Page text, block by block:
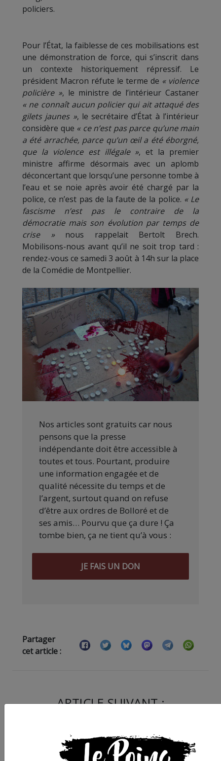
policiers.
Pour l’État, la faiblesse de ces mobilisations est
une démonstration de force, qui s’inscrit dans
un contexte historiquement répressif. Le
président Macron réfute le terme de « violence
policière », le ministre de l’intérieur Castaner
« ne connaît aucun policier qui ait attaqué des
gilets jaunes », le secrétaire d’État à l’intérieur
considère que « ce n’est pas parce qu’une main
a été arrachée, parce qu’un œil a été éborgné,
que la violence est illégale », et la premier
ministre affirme désormais avec un aplomb
déconcertant que lorsqu’une personne tombe à
l’eau et se noie après avoir été chargé par la
police, ce n’est pas de la faute de la police. « Le
fascisme n’est pas le contraire de la
démocratie mais son évolution par temps de
crise »nous rappelait Bertolt Brech.
Mobilisons-nous avant qu’il ne soit trop tard :
rendez-vous ce samedi 3 août à 14h sur la place
de la Comédie de Montpellier.
Nos articles sont gratuits car nous
pensons que la presse
indépendante doit être accessible à
toutes et tous. Pourtant, produire
une information engagée et de
qualité nécessite du temps et de
l’argent, surtout quand on refuse
d’être aux ordres de Bolloré et de
ses amis… Pourvu que ça dure ! Ça
tombe bien, ça ne tient qu’à vous :
JE FAIS UN DON
Partager
cet article :
ARTICLE SUIVANT :